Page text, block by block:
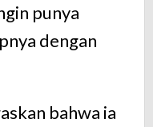
punya
dengan
bahwa ia